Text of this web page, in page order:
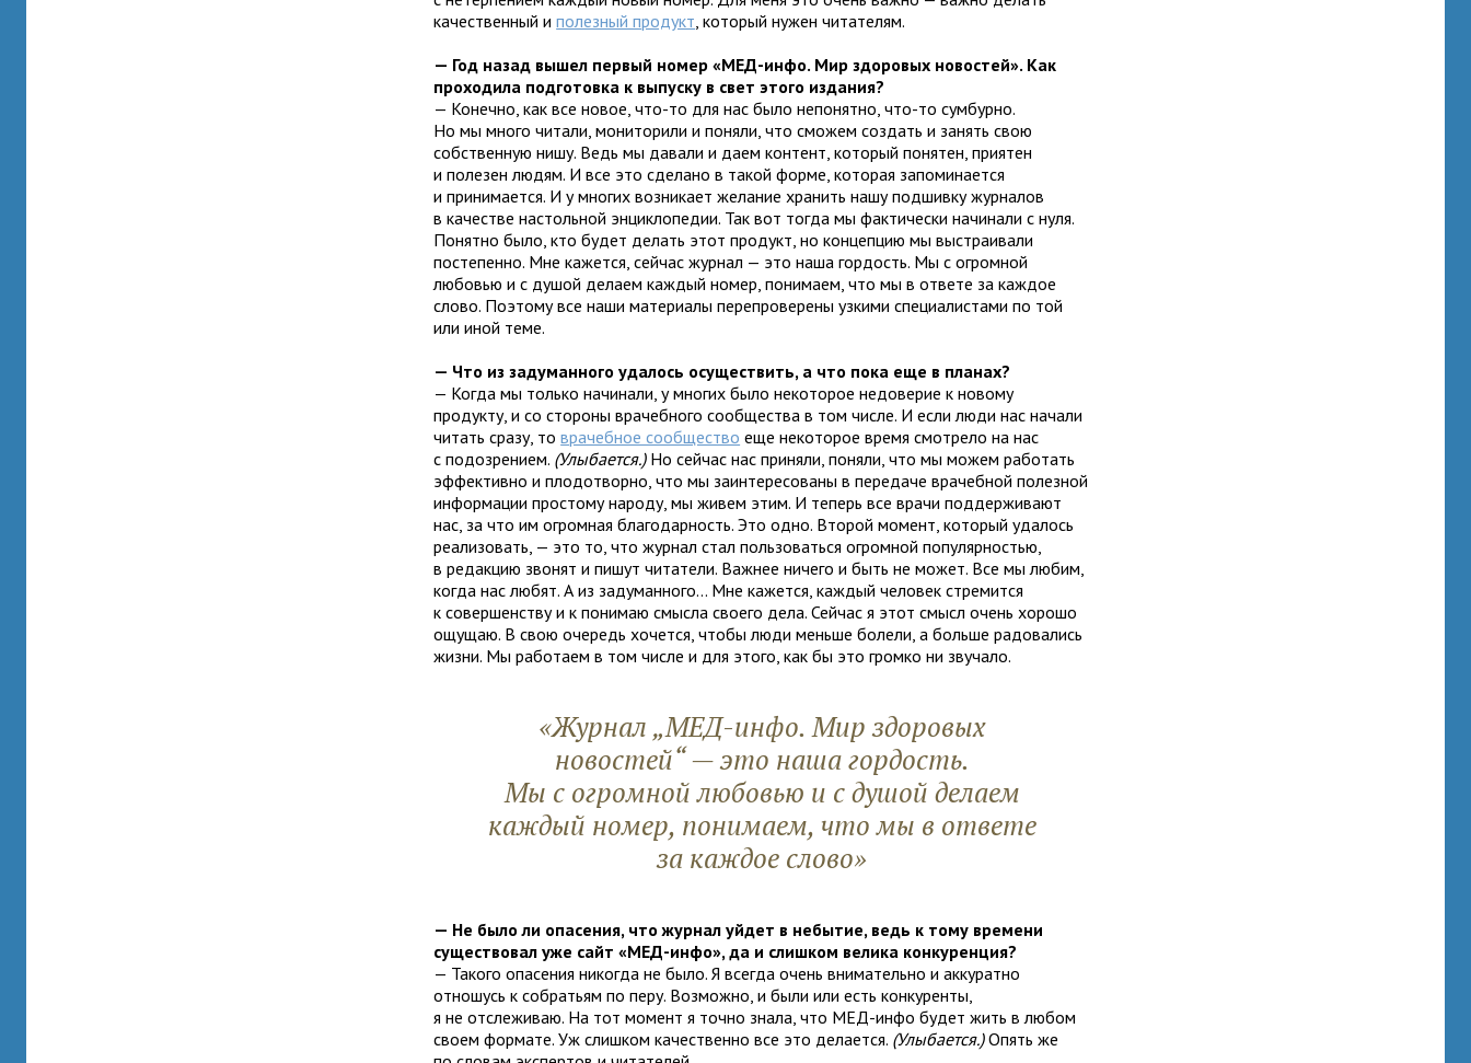
качественный иполезный продукт, который нужен читателям.
— Год назад вышел первый номер «МЕД-инфо. Мир здоровых новостей». Как
проходила подготовка к выпуску в свет этого издания?
— Конечно, как все новое, что-то для нас было непонятно, что-то сумбурно.
Но мы много читали, мониторили и поняли, что сможем создать и занять свою
собственную нишу. Ведь мы давали и даем контент, который понятен, приятен
и полезен людям. И все это сделано в такой форме, которая запоминается
и принимается. И у многих возникает желание хранить нашу подшивку журналов
в качестве настольной энциклопедии. Так вот тогда мы фактически начинали с нуля.
Понятно было, кто будет делать этот продукт, но концепцию мы выстраивали
постепенно. Мне кажется, сейчас журнал — это наша гордость. Мы с огромной
любовью и с душой делаем каждый номер, понимаем, что мы в ответе за каждое
слово. Поэтому все наши материалы перепроверены узкими специалистами по той
или иной теме.
— Что из задуманного удалось осуществить, а что пока еще в планах?
— Когда мы только начинали, у многих было некоторое недоверие к новому
продукту, и со стороны врачебного сообщества в том числе. И если люди нас начали
читать сразу, товрачебное сообщество еще некоторое время смотрело на нас
с подозрением. (Улыбается.)Но сейчас нас приняли, поняли, что мы можем работать
эффективно и плодотворно, что мы заинтересованы в передаче врачебной полезной
информации простому народу, мы живем этим. И теперь все врачи поддерживают
нас, за что им огромная благодарность. Это одно. Второй момент, который удалось
реализовать, — это то, что журнал стал пользоваться огромной популярностью,
в редакцию звонят и пишут читатели. Важнее ничего и быть не может. Все мы любим,
когда нас любят. А из задуманного... Мне кажется, каждый человек стремится
к совершенству и к понимаю смысла своего дела. Сейчас я этот смысл очень хорошо
ощущаю. В свою очередь хочется, чтобы люди меньше болели, а больше радовались
жизни. Мы работаем в том числе и для этого, как бы это громко ни звучало.
«Журнал „МЕД-инфо. Мир здоровых
новостей“ — это наша гордость.
Мы с огромной любовью и с душой делаем
каждый номер, понимаем, что мы в ответе
за каждое слово»
— Не было ли опасения, что журнал уйдет в небытие, ведь к тому времени
существовал уже сайт «МЕД-инфо», да и слишком велика конкуренция?
— Такого опасения никогда не было. Я всегда очень внимательно и аккуратно
отношусь к собратьям по перу. Возможно, и были или есть конкуренты,
я не отслеживаю. На тот момент я точно знала, что МЕД-инфо будет жить в любом
своем формате. Уж слишком качественно все это делается. (Улыбается.)Опять же